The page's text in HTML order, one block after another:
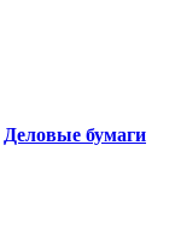
Деловые бумаги